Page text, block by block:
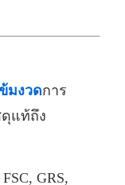
มงวดการ
แท้ถึง
GRS,